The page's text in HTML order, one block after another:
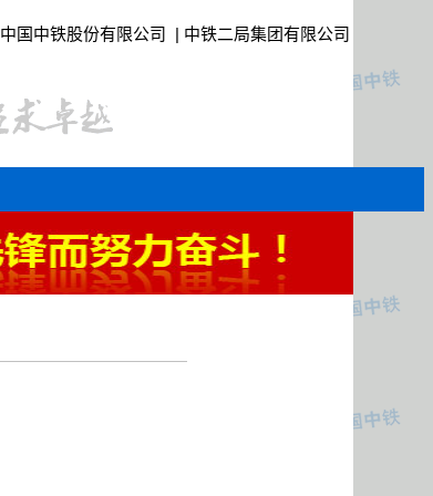
中国中铁股份有限公司 | 中铁二局集团有限公司